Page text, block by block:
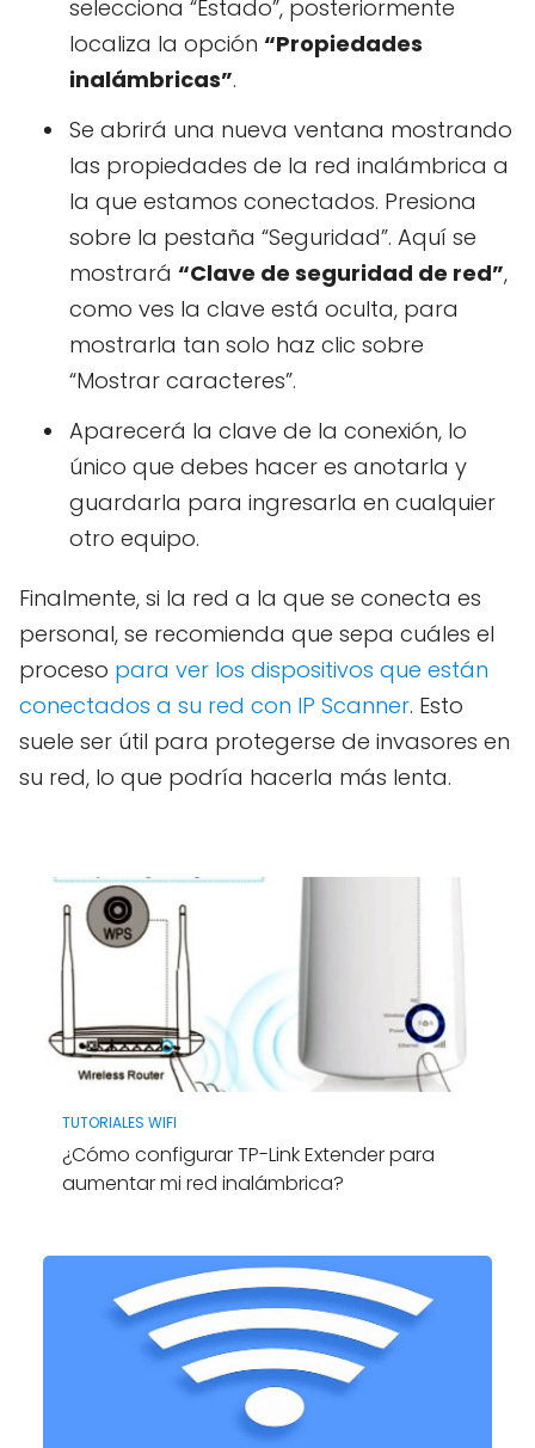
selecciona “Estado”, posteriormente
localiza la opción “Propiedades
inalámbricas”.
Se abrirá una nueva ventana mostrando
las propiedades de la red inalámbrica a
la que estamos conectados. Presiona
sobre la pestaña “Seguridad”. Aquí se
mostrará “Clave de seguridad de red”,
como ves la clave está oculta, para
mostrarla tan solo haz clic sobre
“Mostrar caracteres”.
Aparecerá la clave de la conexión, lo
único que debes hacer es anotarla y
guardarla para ingresarla en cualquier
otro equipo.
Finalmente, si la red a la que se conecta es
personal, se recomienda que sepa cuáles el
proceso para ver los dispositivos que están
conectados a su red con IP Scanner. Esto
suele ser útil para protegerse de invasores en
su red, lo que podría hacerla más lenta.
TUTORIALES WIFI
¿Cómo configurar TP-Link Extender para
aumentar mi red inalámbrica?